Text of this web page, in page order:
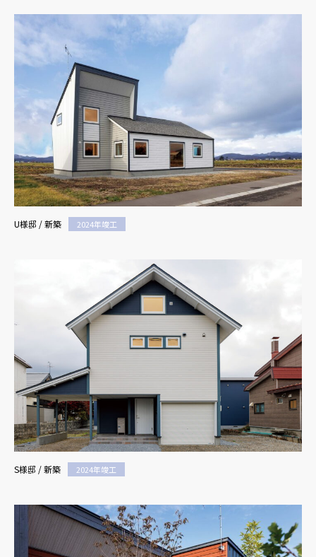
U様邸 / 新築 2024年竣工
S様邸 / 新築 2024年竣工